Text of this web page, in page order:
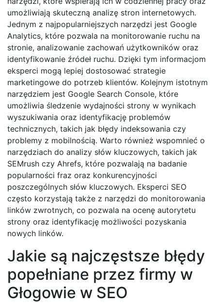
umożliwiają skuteczną analizę stron internetowych.
Jednym z najpopularniejszych narzędzi jest Google
Analytics, które pozwala na monitorowanie ruchu na
stronie, analizowanie zachowań użytkowników oraz
identyfikowanie źródeł ruchu. Dzięki tym informacjom
eksperci mogą lepiej dostosować strategie
marketingowe do potrzeb klientów. Kolejnym istotnym
narzędziem jest Google Search Console, które
umożliwia śledzenie wydajności strony w wynikach
wyszukiwania oraz identyfikację problemów
technicznych, takich jak błędy indeksowania czy
problemy z mobilnością. Warto również wspomnieć o
narzędziach do analizy słów kluczowych, takich jak
SEMrush czy Ahrefs, które pozwalają na badanie
popularności fraz oraz konkurencyjności
poszczególnych słów kluczowych. Eksperci SEO
często korzystają także z narzędzi do monitorowania
linków zwrotnych, co pozwala na ocenę autorytetu
strony oraz identyfikację możliwości pozyskania
nowych linków.
Jakie są najczęstsze błędy
popełniane przez firmy w
Głogowie w SEO